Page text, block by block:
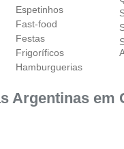
Espetinhos
Fast-food
Festas
Frigoríficos
Hamburguerias
Argentinas em